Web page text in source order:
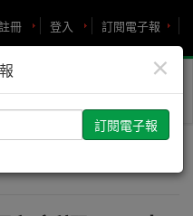
訂閱電子報
登入
冊
Toggle
×